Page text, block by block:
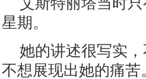
星期。
她的讲述很写实
不想展现出她的痛